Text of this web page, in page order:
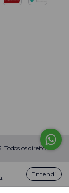
Entendi
os direitos